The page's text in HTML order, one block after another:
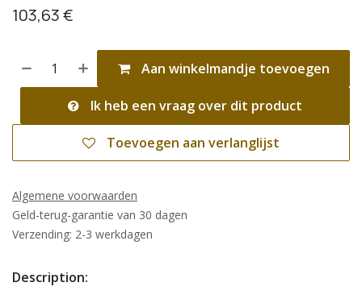
103,63€
Aan winkelmandje toevoegen
Ik heb een vraag over dit product
Toevoegen aan verlanglijst
Algemene voorwaarden
Geld-terug-garantie van 30 dagen
Verzending: 2-3 werkdagen
Description: